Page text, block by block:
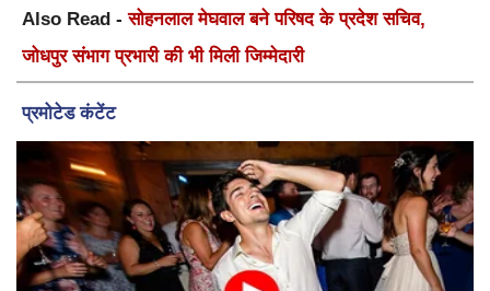
Also Read -सोहनलाल मेघवाल बने परिषद के प्रदेश सचिव,
जोधपुर संभाग प्रभारी की भी मिली जिम्मेदारी